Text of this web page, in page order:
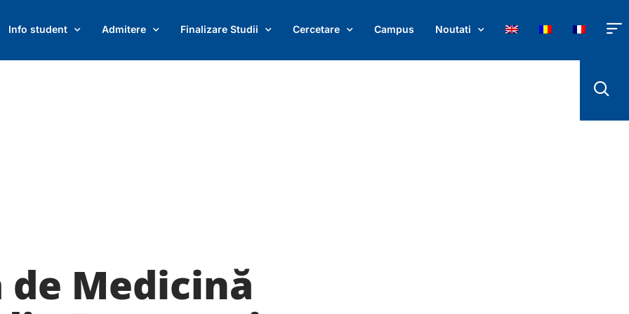
se desfășoară între 27 și 31 iulie, în intervalul orar 08:00 - 16:00.
Info student Admitere Finalizare Studii Cercetare Campus Noutati
Medicină